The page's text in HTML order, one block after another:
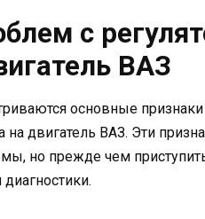
с
ВАЗ
основные
на двигатель ВАЗ. Эти
но прежде чем